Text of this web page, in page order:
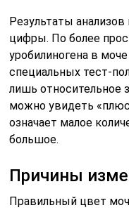
Результаты
цифры. По более
уробилиногена в
специальных тест-
лишь относительное
можно увидеть
означает малое
большое.
Причины
Правильный цвет